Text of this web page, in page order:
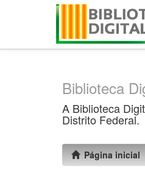
Biblioteca
A Biblioteca
Distrito Federal.
Página inicial